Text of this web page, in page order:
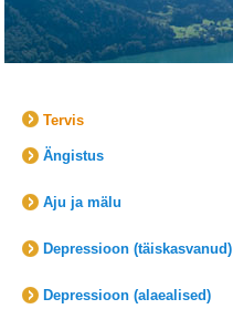
Tervis
Ängistus
Aju ja mälu
Depressioon (täiskasvanud)
Depressioon (alaealised)